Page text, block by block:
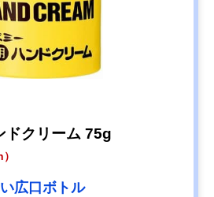
ドクリーム 75g
広口ボトル